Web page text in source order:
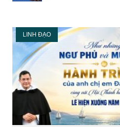
LINH ĐẠO